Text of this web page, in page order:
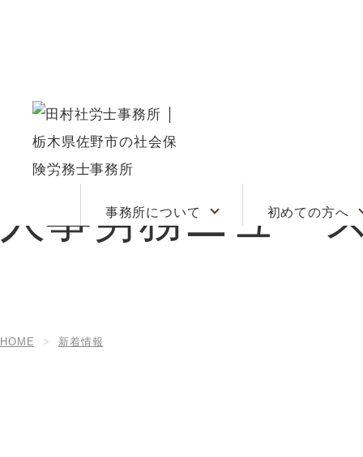
事務所について
当事務所の
初めての方へ
労基署対応に
の方へ
顧問契約
人事労務ニュー
HOME 新着情報